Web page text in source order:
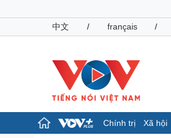
中文
/ français /
Chính trị Xã hội